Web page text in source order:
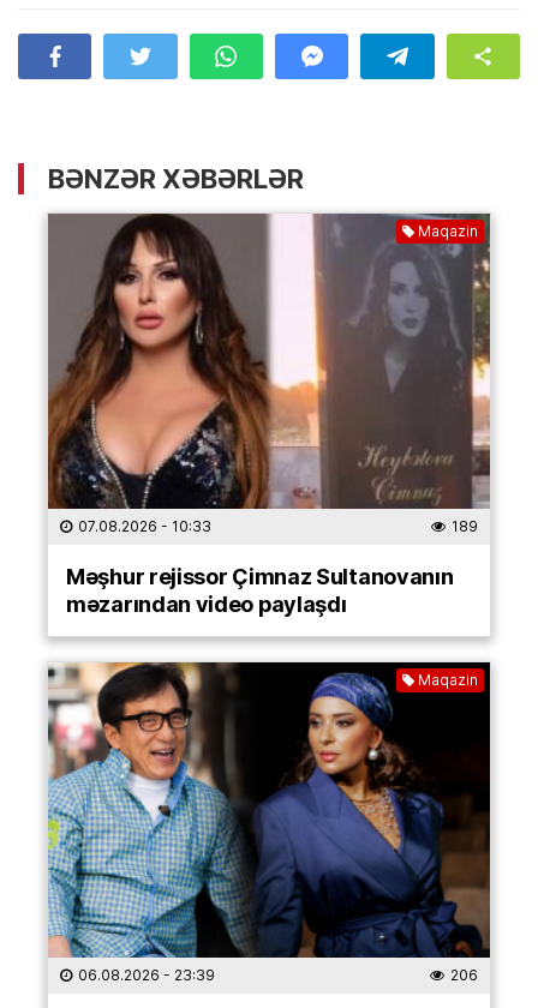
BƏNZƏR XƏBƏRLƏR
Maqazin
07.08.2026 - 10:33 189
Məşhur rejissor Çimnaz Sultanovanın
məzarından video paylaşdı
Maqazin
06.08.2026 - 23:39 206